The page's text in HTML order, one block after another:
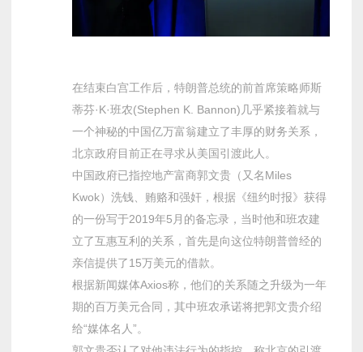
在结束白宫工作后，特朗普总统的前首席策略师斯
蒂芬·K·班农(Stephen K. Bannon)几乎紧接着就与
一个神秘的中国亿万富翁建立了丰厚的财务关系，
北京政府目前正在寻求从美国引渡此人。
中国政府已指控地产富商郭文贵（又名Miles
Kwok）洗钱、贿赂和强奸，根据《纽约时报》获得
的一份写于2019年5月的备忘录，当时他和班农建
立了互惠互利的关系，首先是向这位特朗普曾经的
亲信提供了15万美元的借款。
根据新闻媒体Axios称，他们的关系随之升级为一年
期的百万美元合同，其中班农承诺将把郭文贵介绍
给“媒体名人”。